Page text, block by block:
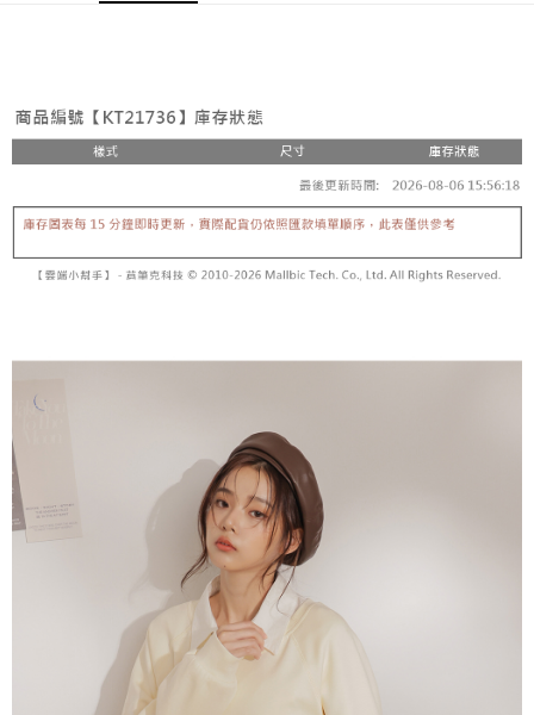
disahkan.
Had kredit yang diluluskan, tempoh ansuran yang tersedia, dan yuran
yang dikenakan adalah tertakluk kepada maklumat yang dinyatakan
pada halaman pengesahan transaksi seterusnya.
Jika transaksi tidak disahkan dalam masa 30 minit selepas pesanan
dibuat, atau jika permohonan gagal dalam proses semakan, pesanan
berasingan dan tidak termasuk dalam bil telekom anda. SMS peringatan
pembayaran akan dihantar selepas kitaran bil bulanan.
Selepas mengakses bil melalui pautan dalam SMS, anda boleh
menyelesaikan pembayaran anda melalui salah satu saluran berikut: kod
bar kedai serbaneka, kedai runcit Taiwan Mobile, pemindahan bank,
JKOPay, atau iPASS MONEY.
Perkhidmatan ini disediakan oleh Taiwan Mobile Co., Ltd. (“Syarikat”),
yang membolehkan pelanggan membeli barangan atau perkhidmatan
melalui perkhidmatan ini pada masa transaksi. Hasil daripada pembelian
1. Dengan memilih AFTEE sebagai kaedah pembayaran, mesej
4. Setelah pesanan disahkan, anda akan menerima SMS pembayaran
manakala ahli aplikasi akan menerima pemberitahuan tolak aplikasi
5. Tiada bayaran diperlukan apabila anda menerima produk. Sila buat
dalam talian dengan SMS pembayaran atau pemberitahuan tolak aplikasi
Sila ambil perhatian bahawa tempoh pembayaran adalah 14 hari. Walau
ditambah dengan bilangan hari yang boleh dilanjutkan oleh AFTEE. Anda
boleh melanjutkan tempoh pembayaran anda sebelum anda menerima
pesanan. Walau bagaimanapun, tiada jaminan bahawa anda boleh
menerima pesanan anda semasa tempoh pembayaran (cth.: produk
prapesanan atau produk yang mungkin mengambil masa yang lebih
lama untuk dihantar). Oleh itu, anda dikehendaki membuat pembayaran
kepada AFTEE dalam tempoh sama ada anda menerima pesanan.
Kedua, Sekatan Pembayaran
1. Jumlah yang diperakui untuk pengguna kali pertama boleh sehingga
NT$10,000. Amaun diperakui sebenar yang diluluskan akan berdasarkan
keputusan pensijilan dan semakan oleh AFTEE.
2. Amaun perbelanjaan minimum mestilah lebih besar daripada NT$20.
3. Pada masa ini hanya tersedia untuk ahli Taiwan.
NT$60/pesanan | Penghantaran percuma untuk pesanan
NT$1,800 atau lebih
NT$60/pesanan | Penghantaran percuma untuk pesanan
NT$1,600 atau lebih
NT$10,000/pesanan
NT$60/pesanan | Penghantaran percuma untuk pesanan
NT$1,800 atau lebih
NT$60/pesanan | Penghantaran percuma untuk pesanan
NT$1,600 atau lebih
NT$100/pesanan | Penghantaran percuma untuk pesanan